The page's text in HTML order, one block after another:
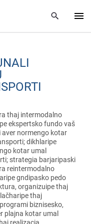
thaj intermodalno
ekspertsko fundo vaš
aver normengo kotar
dikhlaripe
kotar umal
strategia barjaripaski
reintermodalno
gndipasko pedo
organizuipe thaj
thaj
biznisesko,
plajna kotar umal